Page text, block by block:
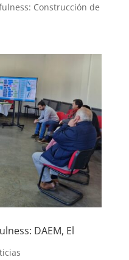
Construcción de
DAEM, El